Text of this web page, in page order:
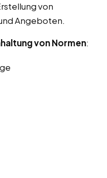
von
Angeboten.
von Normen: